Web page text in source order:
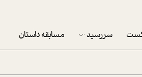
سررسید مسابقه داستان